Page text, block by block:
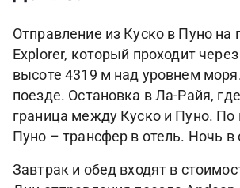
Отправление из Куско в Пуно на
Explorer, который проходит
высоте 4319 м над уровнем
поезде. Остановка в Ла-Райя,
граница между Куско и Пуно. По
Пуно – трансфер в отель. Ночь в
Завтрак и обед входят в